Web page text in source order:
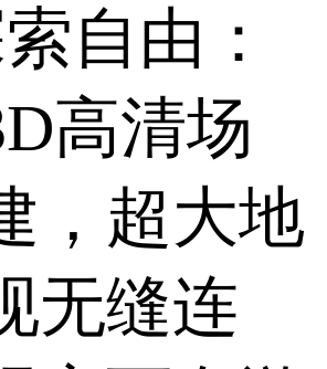
自由：
高清场
，超大地
无缝连